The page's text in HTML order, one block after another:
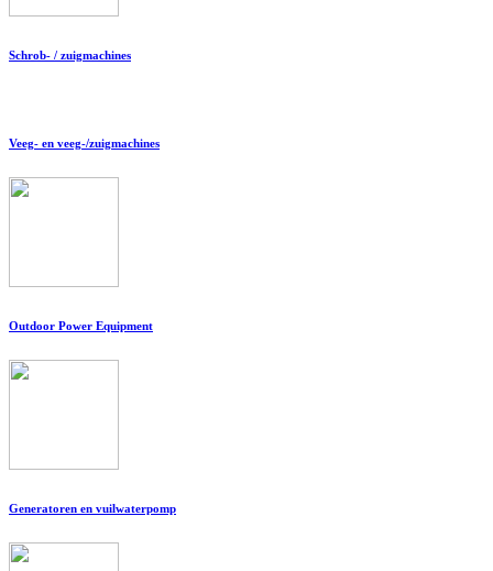
Schrob- / zuigmachines
Veeg- en veeg-/zuigmachines
Outdoor Power Equipment
Generatoren en vuilwaterpomp